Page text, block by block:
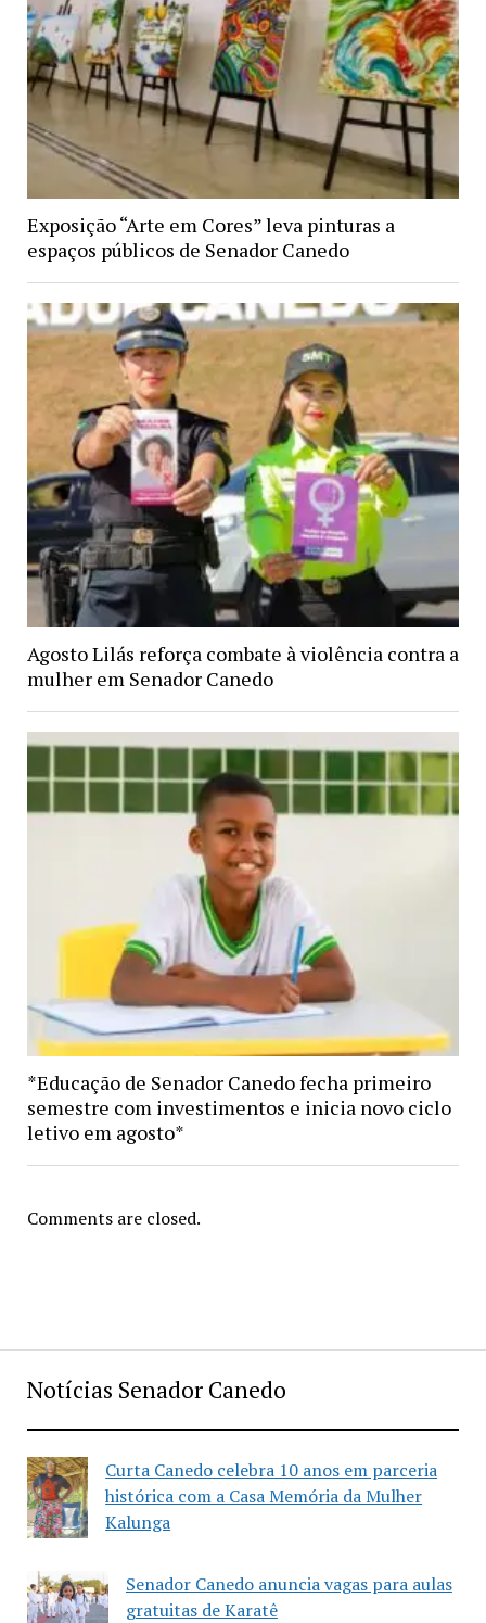
Notícias Senador Canedo
Curta Canedo celebra 10 anos em parceria
histórica com a Casa Memória da Mulher
Kalunga
Senador Canedo anuncia vagas para aulas
gratuitas de Karatê
Exposição “Arte em Cores” leva pinturas a
espaços públicos de Senador Canedo
Agosto Lilás reforça combate à violência contra a
mulher em Senador Canedo
*Educação de Senador Canedo fecha primeiro
semestre com investimentos e inicia novo ciclo
letivo em agosto*
Comments are closed.